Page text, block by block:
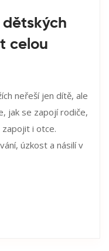
dětských
celou
neřeší jen dítě, ale
jak se zapojí rodiče,
zapojit i otce.
úzkost a násilí v